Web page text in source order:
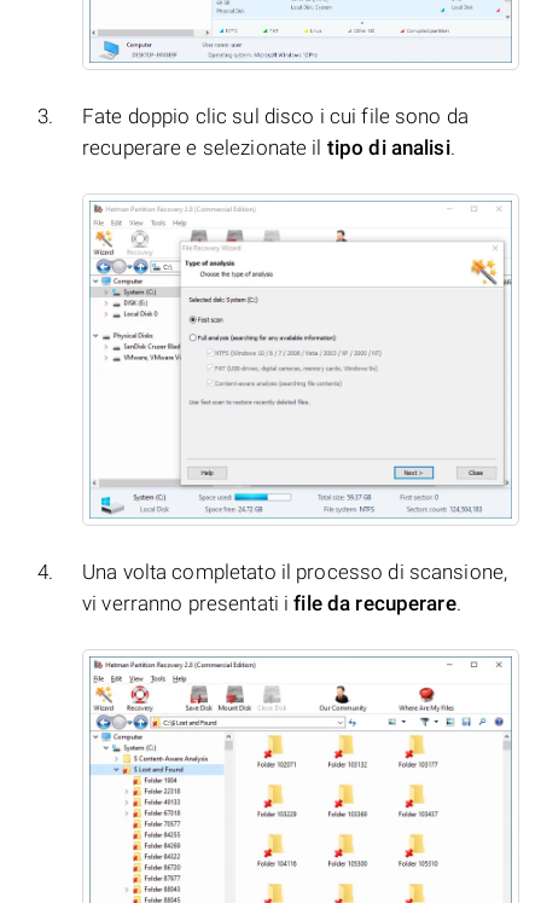
Fate doppio clic sul disco i cui file sono da
recuperare e selezionate il tipo di analisi.
Una volta completato il processo di scansione,
vi verranno presentati ifile da recuperare.